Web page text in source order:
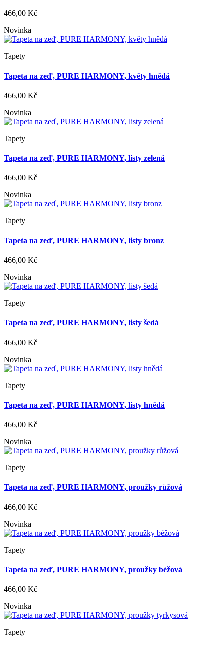
466,00 Kč
Novinka
Tapety
Tapeta na zeď, PURE HARMONY, květy hnědá
466,00 Kč
Novinka
Tapety
Tapeta na zeď, PURE HARMONY, listy zelená
466,00 Kč
Novinka
Tapety
Tapeta na zeď, PURE HARMONY, listy bronz
466,00 Kč
Novinka
Tapety
Tapeta na zeď, PURE HARMONY, listy šedá
466,00 Kč
Novinka
Tapety
Tapeta na zeď, PURE HARMONY, listy hnědá
466,00 Kč
Novinka
Tapety
Tapeta na zeď, PURE HARMONY, proužky růžová
466,00 Kč
Novinka
Tapety
Tapeta na zeď, PURE HARMONY, proužky béžová
466,00 Kč
Novinka
Tapety